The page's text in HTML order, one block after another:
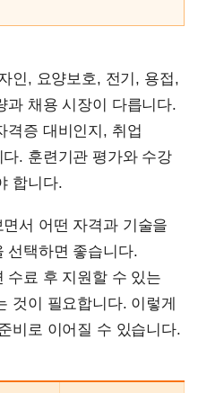
인, 요양보호, 전기, 용접,
과 채용 시장이 다릅니다.
격증 대비인지, 취업
. 훈련기관 평가와 수강
합니다.
서 어떤 자격과 기술을
선택하면 좋습니다.
수료 후 지원할 수 있는
것이 필요합니다. 이렇게
비로 이어질 수 있습니다.